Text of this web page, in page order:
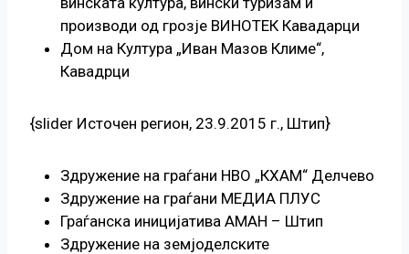
производи од грозје ВИНОТЕК Кавадарци
Дом на Култура „Иван Мазов Климе“,
Кавадрци
{slider Источен регион, 23.9.2015 г., Штип}
Здружение на граѓани НВО „КХАМ“ Делчево
Здружение на граѓани МЕДИА ПЛУС
Граѓанска иницијатива АМАН – Штип
Здружение на земјоделските